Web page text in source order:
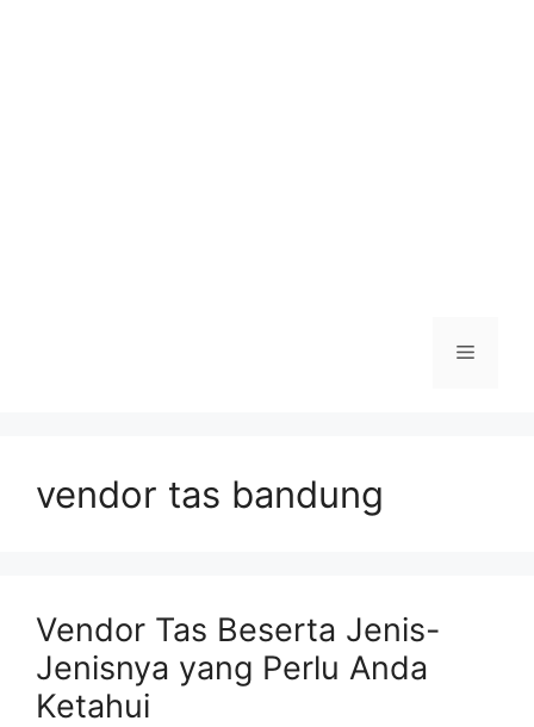
Menu
vendor tas bandung
Vendor Tas Beserta Jenis-
Jenisnya yang Perlu Anda
Ketahui